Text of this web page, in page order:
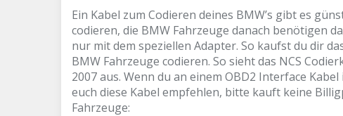
Ein Kabel zum Codieren deines BMW’s gibt es
codieren, die BMW Fahrzeuge danach benötigen
nur mit dem speziellen Adapter. So kaufst du dir
BMW Fahrzeuge codieren. So sieht das NCS
2007 aus. Wenn du an einem OBD2 Interface
euch diese Kabel empfehlen, bitte kauft keine
Fahrzeuge: